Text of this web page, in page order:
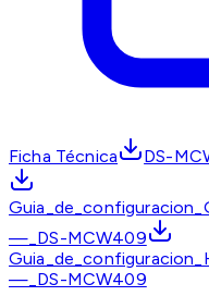
Ficha Técnica DS-
—_DS-MCW409
—_DS-MCW409